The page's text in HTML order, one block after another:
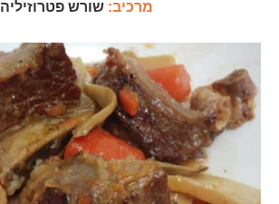
מרכיב:שורש פטרוזיליה